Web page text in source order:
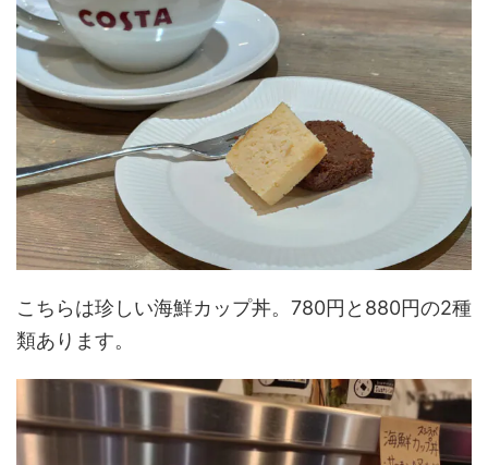
こちらは珍しい海鮮カップ丼。780円と880円の2種
類あります。